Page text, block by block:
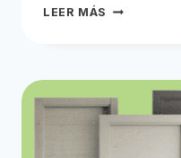
LEER MÁS PARQUET
PARQUET
DE
ESPIGA
LA